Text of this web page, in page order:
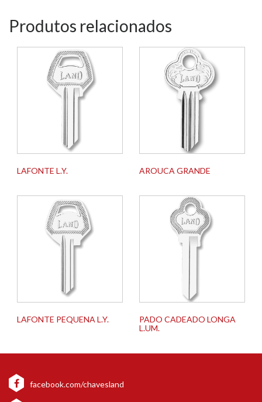
Produtos relacionados
LAFONTE L.Y. AROUCA GRANDE
LAFONTE PEQUENA L.Y.
PADO CADEADO LONGA
L.UM.
facebook.com/chavesland